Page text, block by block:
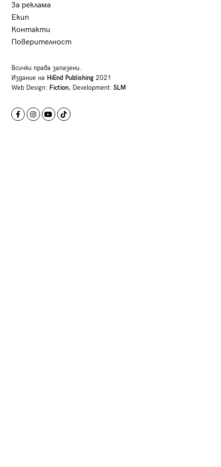
За реклама
Екип
Контакти
Поверителност
Всички права запазени.
Издание на HiEnd Publishing2021
Web Design: Fiction, Development: SLM